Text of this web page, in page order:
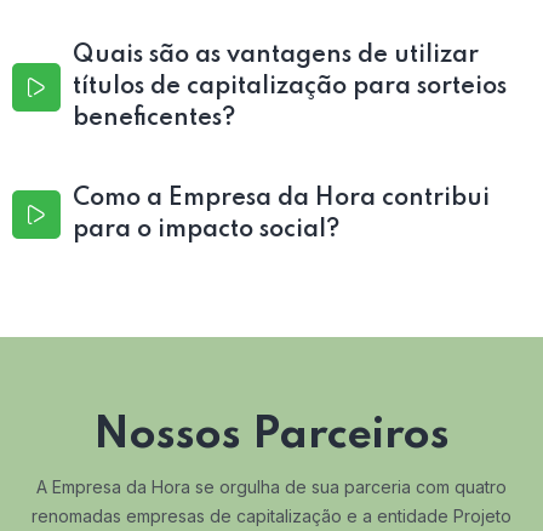
Quais são as vantagens de utilizar
títulos de capitalização para sorteios
beneficentes?
Como a Empresa da Hora contribui
para o impacto social?
Nossos Parceiros
A Empresa da Hora se orgulha de sua parceria com quatro
renomadas empresas de capitalização e a entidade Projeto